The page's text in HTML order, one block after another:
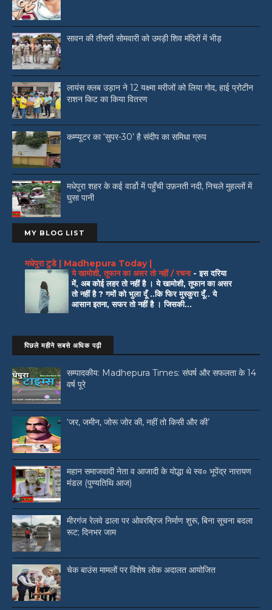
सावन की तीसरी सोमवारी को उमड़ी शिव मंदिरों में भीड़
लायंस क्लब उड़ान ने 12 यक्ष्मा मरीजों को लिया गोद, हाई प्रोटीन
राशन किट का किया वितरण
कम्प्यूटर का ‘सुपर-30’ है संदीप का समिधा ग्रुप
मधेपुरा शहर के कई वार्डो में पहुँची उफ़नती नदी, निचले मुहल्लों में
घुसा पानी
MY BLOG LIST
मधेपुरा टुडे | Madhepura Today |
ये खामोशी, तूफान का असर तो नहीं / रचना -इस दरिया
में, अब कोई लहर तो नहीं है । ये खामोशी, तूफान का असर
तो नहीं है ? गमों को भुला दूँ ..कि फिर मुस्कुरा दूँ.. ये
आसान इतना, सफर तो नहीं है । जिसकी...
पिछले महीने सबसे अधिक पढ़ी
सम्पादकीय: Madhepura Times: संघर्ष और सफलता के 14
वर्ष पूरे
‘जर, जमीन, जोरू जोर की, नहीं तो किसी और की’
महान समाजवादी नेता व आजादी के योद्धा थे स्व० भूपेंद्र नारायण
मंडल (पुण्यतिथि आज)
मीरगंज रेलवे ढाला पर ओवरब्रिज निर्माण शुरू, बिना सूचना बदला
रूट; दिनभर जाम
चेक बाउंस मामलों पर विशेष लोक अदालत आयोजित